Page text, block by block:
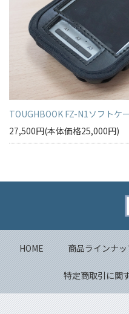
TOUGHBOOK FZ-N1ソフトケ
27,500円(本体価格25,000円)
HOME 商品ラインナ
特定商取引に関